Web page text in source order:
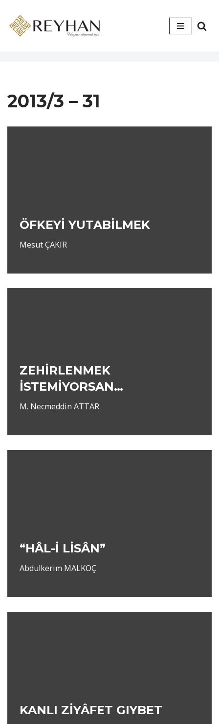
İçeriğe
2013/3 – 31
ÖFKEYİ YUTABİLMEK
Mesut ÇAKIR
ZEHİRLENMEK
İSTEMİYORSAN…
M. Necmeddin ATTAR
“HÂL-İ LİSÂN”
Abdulkerim MALKOÇ
KANLI ZİYÂFET GIYBET